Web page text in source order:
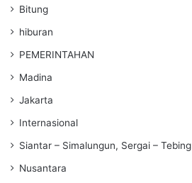
Bitung
hiburan
PEMERINTAHAN
Madina
Jakarta
Internasional
Siantar – Simalungun, Sergai – Tebing
Nusantara